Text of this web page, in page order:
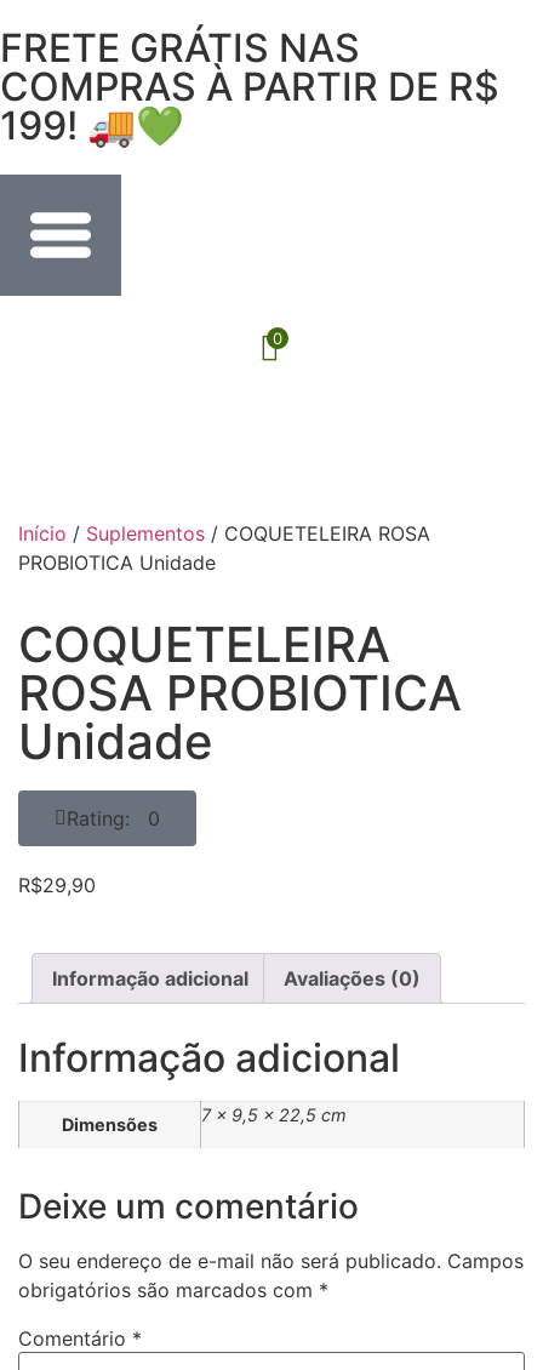
FRETE GRÁTIS NAS
COMPRAS À PARTIR DE R$
199! 🚚💚
0
Início / Suplementos / COQUETELEIRA ROSA
PROBIOTICA Unidade
COQUETELEIRA
ROSA PROBIOTICA
Unidade
Rating: 0
R$29,90
Informação adicional Avaliações (0)
Informação adicional
Dimensões 7 × 9,5 × 22,5 cm
Deixe um comentário
O seu endereço de e-mail não será publicado. Campos
obrigatórios são marcados com *
Comentário *